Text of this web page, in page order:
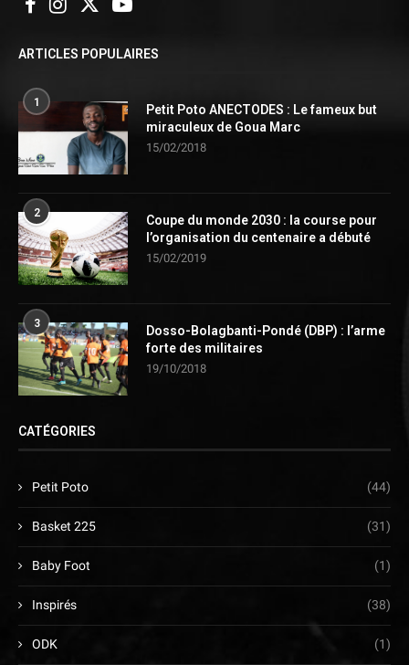
ARTICLES POPULAIRES
1
Petit Poto ANECTODES : Le fameux but
miraculeux de Goua Marc
15/02/2018
2
Coupe du monde 2030 : la course pour
l’organisation du centenaire a débuté
15/02/2019
3
Dosso-Bolagbanti-Pondé (DBP) : l’arme
forte des militaires
19/10/2018
CATÉGORIES
Petit Poto (44)
Basket 225 (31)
Baby Foot (1)
Inspirés (38)
ODK (1)